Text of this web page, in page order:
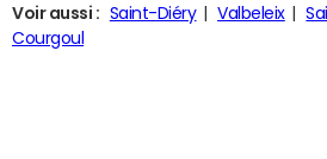
Voir aussi : Saint-Diéry Valbeleix
Courgoul